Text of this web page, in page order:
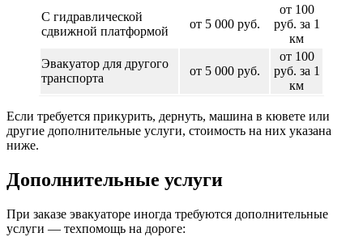
С гидравлической
сдвижной платформой
от 5 000 руб.
от 100
руб. за 1
км
Эвакуатор для другого
транспорта
от 5 000 руб.
от 100
руб. за 1
км
Если требуется прикурить, дернуть, машина в кювете или
другие дополнительные услуги, стоимость на них указана
ниже.
Дополнительные услуги
При заказе эвакуаторе иногда требуются дополнительные
услуги — техпомощь на дороге: